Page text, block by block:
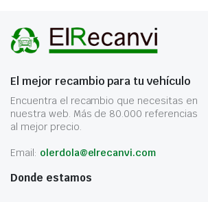
El mejor recambio para tu vehículo
Encuentra el recambio que necesitas en
nuestra web. Más de 80.000 referencias
al mejor precio.
Email: olerdola@elrecanvi.com
Donde estamos